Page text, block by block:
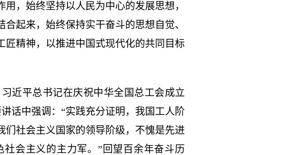
，始终坚持以人民为中心的发展思想，
起来，始终保持实干奋斗的思想自觉、
精神，以推进中国式现代化的共同目标
平总书记在庆祝中华全国总工会成立
话中强调：“实践充分证明，我国工人阶
社会主义国家的领导阶级，不愧是先进
会主义的主力军。”回望百余年奋斗历